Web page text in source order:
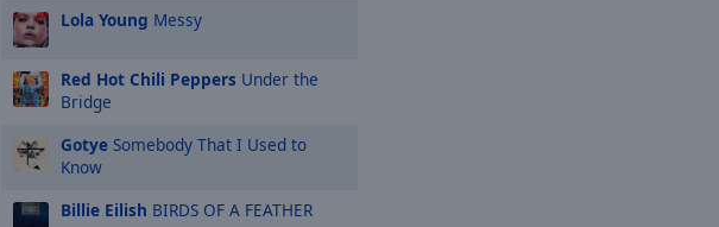
Lola Young Messy
Red Hot Chili Peppers Under the
Bridge
Gotye Somebody That I Used to
Know
Billie Eilish BIRDS OF A FEATHER